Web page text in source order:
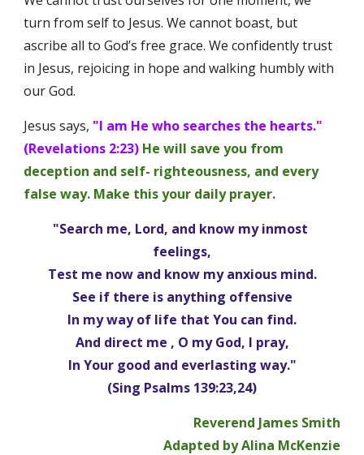
turn from self to Jesus. We cannot boast, but
ascribe all to God’s free grace. We confidently trust
in Jesus, rejoicing in hope and walking humbly with
our God.
Jesus says, "I am He who searches the hearts."
(Revelations 2:23) He will save you from
deception and self- righteousness, and every
false way. Make this your daily prayer.
"Search me, Lord, and know my inmost
feelings,
Test me now and know my anxious mind.
See if there is anything offensive
In my way of life that You can find.
And direct me , O my God, I pray,
In Your good and everlasting way."
(Sing Psalms 139:23,24)
Reverend James Smith
Adapted by Alina McKenzie